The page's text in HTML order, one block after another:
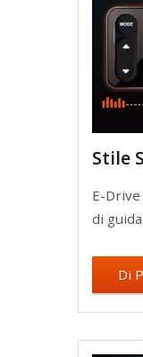
Stile
E-
di
Di